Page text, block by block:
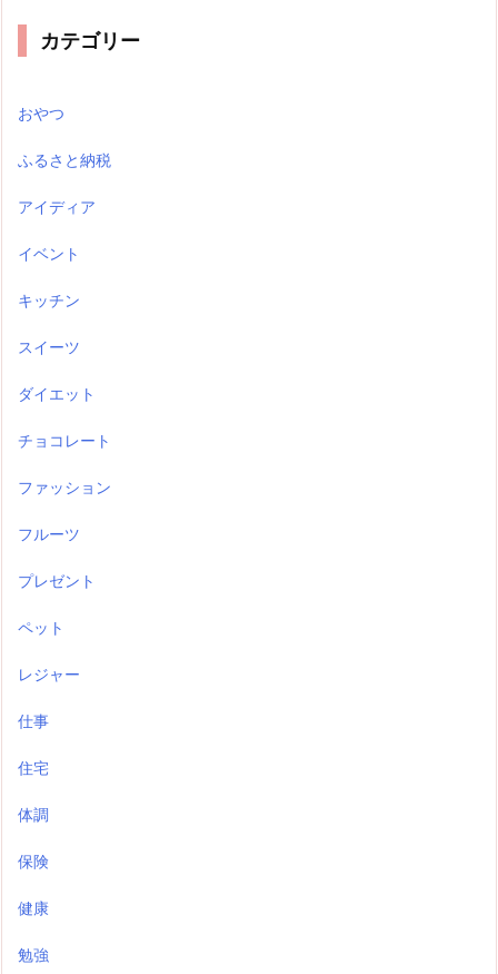
カテゴリー
おやつ
ふるさと納税
アイディア
イベント
キッチン
スイーツ
ダイエット
チョコレート
ファッション
フルーツ
プレゼント
ペット
レジャー
仕事
住宅
体調
保険
健康
勉強